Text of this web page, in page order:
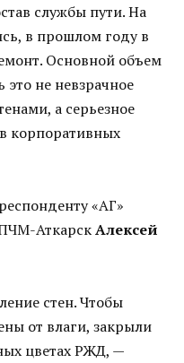
службы пути. На
в прошлом году в
Основной объем
это не невзрачное
а серьезное
корпоративных
«АГ»
АткарскАлексей
стен. Чтобы
от влаги, закрыли
цветах РЖД, —